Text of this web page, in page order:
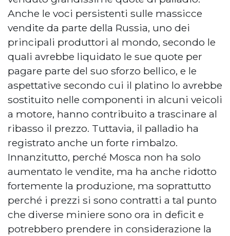
Anche le voci persistenti sulle massicce
vendite da parte della Russia, uno dei
principali produttori al mondo, secondo le
quali avrebbe liquidato le sue quote per
pagare parte del suo sforzo bellico, e le
aspettative secondo cui il platino lo avrebbe
sostituito nelle componenti in alcuni veicoli
a motore, hanno contribuito a trascinare al
ribasso il prezzo. Tuttavia, il palladio ha
registrato anche un forte rimbalzo.
Innanzitutto, perché Mosca non ha solo
aumentato le vendite, ma ha anche ridotto
fortemente la produzione, ma soprattutto
perché i prezzi si sono contratti a tal punto
che diverse miniere sono ora in deficit e
potrebbero prendere in considerazione la